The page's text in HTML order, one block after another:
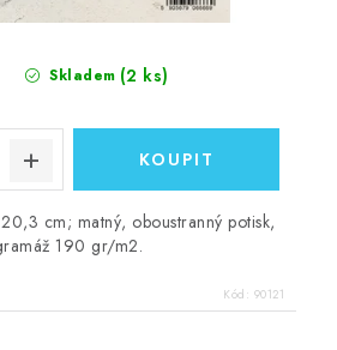
Skladem (2 ks)
cm; matný, oboustranný potisk,
190 gr/m2.
Kód: 90121